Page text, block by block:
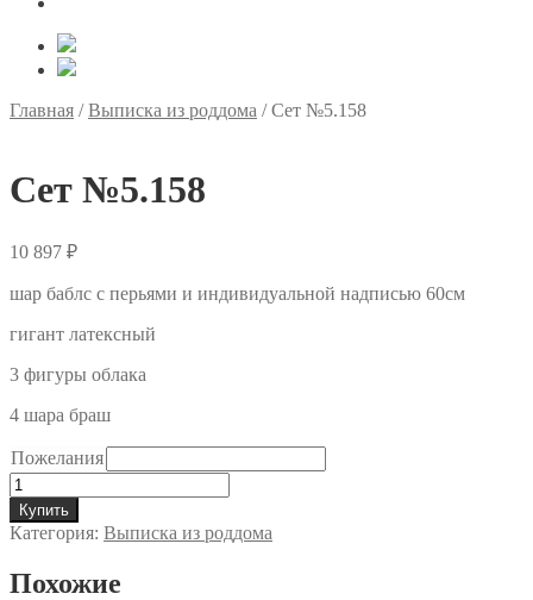
Главная /Выписка из роддома /Сет №5.158
Сет №5.158
10 897 ₽
шар баблс с перьями и индивидуальной надписью 60см
гигант латексный
3 фигуры облака
4 шара браш
Пожелания
Количество
товара
Сет
№5.158
Купить
Категория: Выписка из роддома
Похожие